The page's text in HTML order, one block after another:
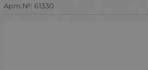
Арт.№: 61330